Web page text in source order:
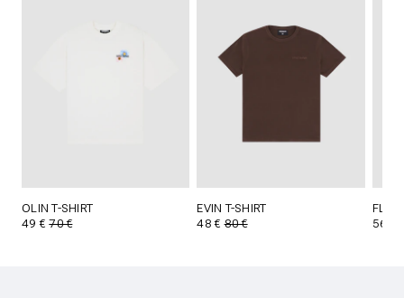
OLIN T-SHIRT
49 €70 €
EVIN T-SHIRT
48 €80 €
56 €